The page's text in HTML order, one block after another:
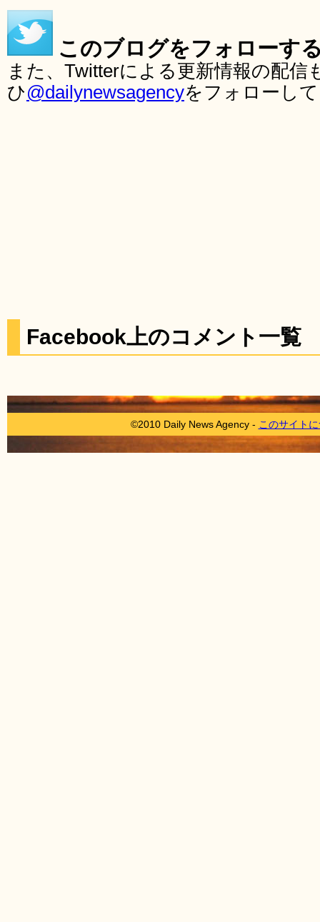
このブログをフォローす
また、Twitterによる更新情報の配
ひ@dailynewsagencyをフォローし
Facebook上のコメント一覧
©2010 Daily News Agency - このサイト